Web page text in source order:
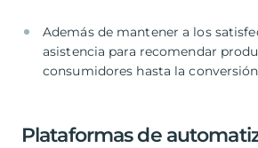
Además de mantener a los
asistencia para recomendar
consumidores hasta la conversión
Plataformas de